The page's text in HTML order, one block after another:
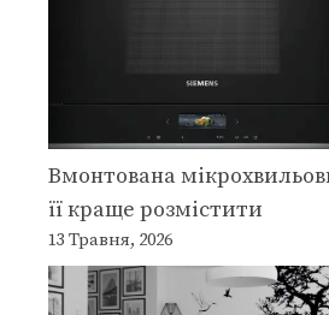
Вмонтована
її краще розмістити
13 Травня, 2026